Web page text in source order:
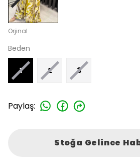
Orjinal
Beden
1 2 3
Paylaş:
Stoğa Gelince